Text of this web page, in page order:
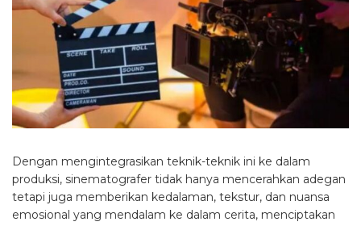
Dengan mengintegrasikan teknik-teknik ini ke dalam
produksi, sinematografer tidak hanya mencerahkan adegan
tetapi juga memberikan kedalaman, tekstur, dan nuansa
emosional yang mendalam ke dalam cerita, menciptakan